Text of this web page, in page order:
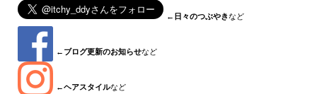
← 日々のつぶやきなど
← ブログ更新のお知らせなど
←ヘアスタイルなど